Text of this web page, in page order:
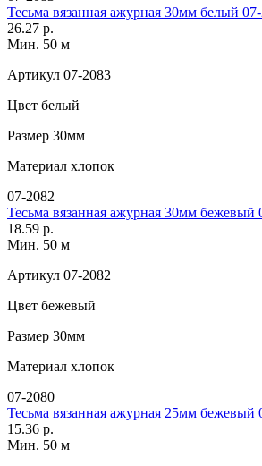
Тесьма вязанная ажурная 30мм белый
26.27 р.
Мин. 50 м
Артикул 07-2083
Цвет белый
Размер 30мм
Материал хлопок
07-2082
Тесьма вязанная ажурная 30мм бежевый
18.59 р.
Мин. 50 м
Артикул 07-2082
Цвет бежевый
Размер 30мм
Материал хлопок
07-2080
Тесьма вязанная ажурная 25мм бежевый
15.36 р.
Мин. 50 м